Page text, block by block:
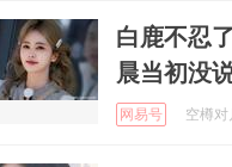
白鹿不忍
晨当初没
网易号 空樽